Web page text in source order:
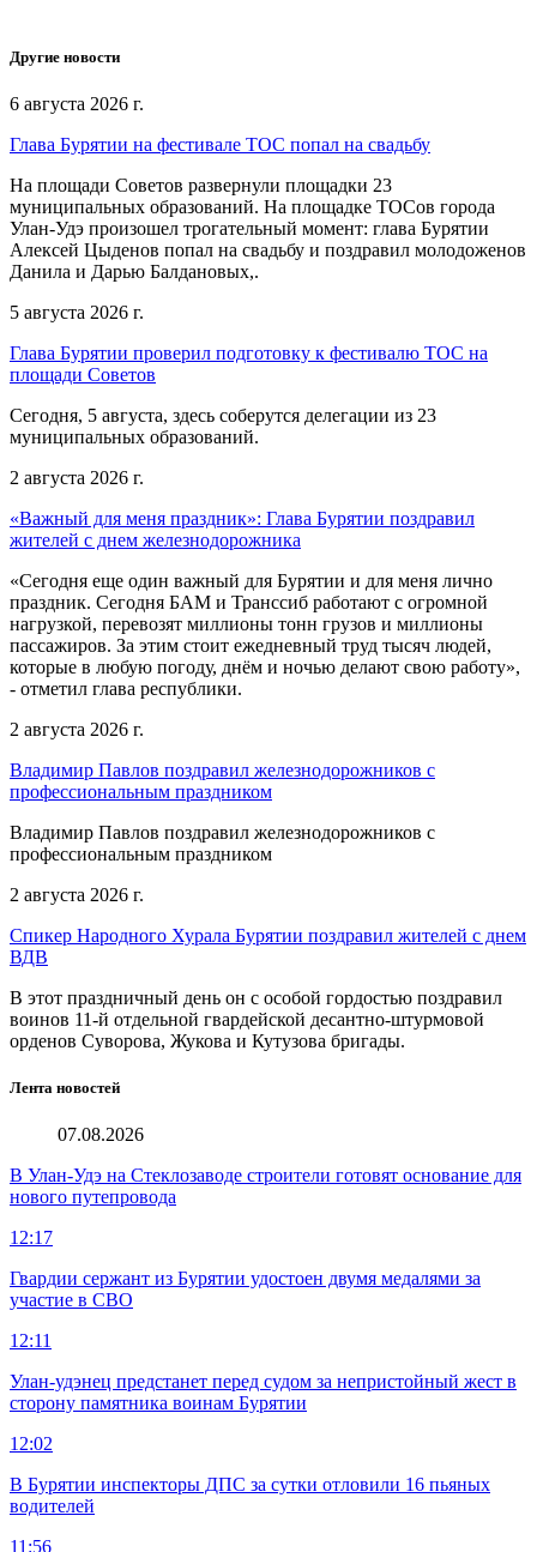
Другие новости
6 августа 2026 г.
Глава Бурятии на фестивале ТОС попал на свадьбу
На площади Советов развернули площадки 23
муниципальных образований. На площадке ТОСов города
Улан-Удэ произошел трогательный момент: глава Бурятии
Алексей Цыденов попал на свадьбу и поздравил молодоженов
Данила и Дарью Балдановых,.
5 августа 2026 г.
Глава Бурятии проверил подготовку к фестивалю ТОС на
площади Советов
Сегодня, 5 августа, здесь соберутся делегации из 23
муниципальных образований.
2 августа 2026 г.
«Важный для меня праздник»: Глава Бурятии поздравил
жителей с днем железнодорожника
«Сегодня еще один важный для Бурятии и для меня лично
праздник. Сегодня БАМ и Транссиб работают с огромной
нагрузкой, перевозят миллионы тонн грузов и миллионы
пассажиров. За этим стоит ежедневный труд тысяч людей,
которые в любую погоду, днём и ночью делают свою работу»,
- отметил глава республики.
2 августа 2026 г.
Владимир Павлов поздравил железнодорожников с
профессиональным праздником
Владимир Павлов поздравил железнодорожников с
профессиональным праздником
2 августа 2026 г.
Спикер Народного Хурала Бурятии поздравил жителей с днем
ВДВ
В этот праздничный день он с особой гордостью поздравил
воинов 11-й отдельной гвардейской десантно-штурмовой
орденов Суворова, Жукова и Кутузова бригады.
Лента новостей
07.08.2026
В Улан-Удэ на Стеклозаводе строители готовят основание для
нового путепровода
12:17
Гвардии сержант из Бурятии удостоен двумя медалями за
участие в СВО
12:11
Улан-удэнец предстанет перед судом за непристойный жест в
сторону памятника воинам Бурятии
12:02
В Бурятии инспекторы ДПС за сутки отловили 16 пьяных
водителей
11:56